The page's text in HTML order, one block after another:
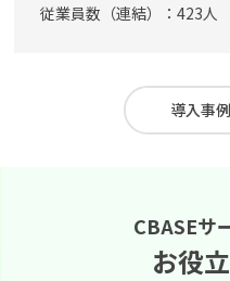
従業員数（連結）：423人
導入事
CBASEサ
お役